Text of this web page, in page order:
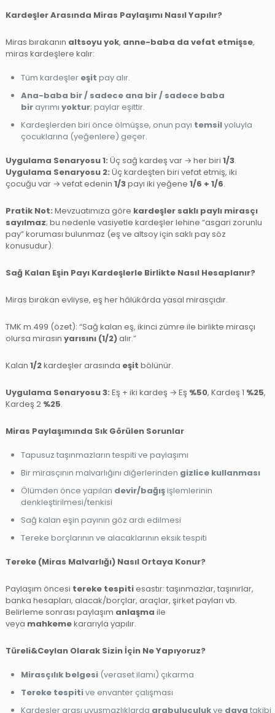
Kardeşler Arasında Miras Paylaşımı Nasıl Yapılır?
Miras bırakanın altsoyu yok, anne-baba da vefat etmişse,
miras kardeşlere kalır:
Tüm kardeşler eşit pay alır.
Ana-baba bir / sadece ana bir / sadece baba
bir ayrımıyoktur; paylar eşittir.
Kardeşlerden biri önce ölmüşse, onun payı temsilyoluyla
çocuklarına (yeğenlere) geçer.
Uygulama Senaryosu 1: Üç sağ kardeş var → her biri1/3.
Uygulama Senaryosu 2: Üç kardeşten biri vefat etmiş, iki
çocuğu var → vefat edenin1/3payı iki yeğene1/6 + 1/6.
Pratik Not: Mevzuatımıza göre kardeşler saklı paylı mirasçı
sayılmaz; bu nedenle vasiyetle kardeşler lehine “asgari zorunlu
pay” koruması bulunmaz (eş ve altsoy için saklı pay söz
konusudur).
Sağ Kalan Eşin Payı Kardeşlerle Birlikte Nasıl Hesaplanır?
Miras bırakan evliyse, eş her hâlükârda yasal mirasçıdır.
TMK m.499 (özet): “Sağ kalan eş, ikinci zümre ile birlikte mirasçı
olursa mirasınyarısını (1/2)alır.”
Kalan1/2kardeşler arasında eşit bölünür.
Uygulama Senaryosu 3: Eş + iki kardeş → Eş %50, Kardeş 1 %25,
Kardeş 2 %25.
Miras Paylaşımında Sık Görülen Sorunlar
Tapusuz taşınmazların tespiti ve paylaşımı
Bir mirasçının malvarlığını diğerlerinden gizlice kullanması
Ölümden önce yapılan devir/bağışişlemlerinin
denkleştirilmesi/tenkisi
Sağ kalan eşin payının göz ardı edilmesi
Tereke borçlarının ve alacaklarının eksik tespiti
Tereke (Miras Malvarlığı) Nasıl Ortaya Konur?
Paylaşım öncesi tereke tespitiesastır: taşınmazlar, taşınırlar,
banka hesapları, alacak/borçlar, araçlar, şirket payları vb.
Belirleme sonrası paylaşım anlaşma ile
veya mahkemekararıyla yapılır.
Türeli&Ceylan Olarak Sizin İçin Ne Yapıyoruz?
Mirasçılık belgesi (veraset ilamı) çıkarma
Tereke tespitive envanter çalışması
Kardeşler arası uyuşmazlıklarda arabuluculukve dava takibi